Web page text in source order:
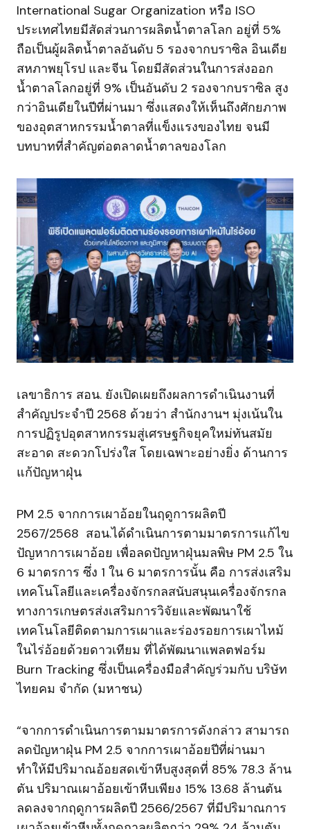
International Sugar Organization หรือ ISO
ประเทศไทยมีสัดส่วนการผลิตน้ำตาลโลก อยู่ที่ 5%
ถือเป็นผู้ผลิตน้ำตาลอันดับ 5 รองจากบราซิล อินเดีย
สหภาพยุโรป และจีน โดยมีสัดส่วนในการส่งออก
น้ำตาลโลกอยู่ที่ 9% เป็นอันดับ 2 รองจากบราซิล สูง
กว่าอินเดียในปีที่ผ่านมา ซึ่งแสดงให้เห็นถึงศักยภาพ
ของอุตสาหกรรมน้ำตาลที่แข็งแรงของไทย จนมี
บทบาทที่สำคัญต่อตลาดน้ำตาลของโลก
เลขาธิการ สอน. ยังเปิดเผยถึงผลการดำเนินงานที่
สำคัญประจำปี 2568 ด้วยว่า สำนักงานฯ มุ่งเน้นใน
การปฏิรูปอุตสาหกรรมสู่เศรษฐกิจยุคใหม่ทันสมัย
สะอาด สะดวกโปร่งใส โดยเฉพาะอย่างยิ่ง ด้านการ
แก้ปัญหาฝุ่น
PM 2.5 จากการเผาอ้อยในฤดูการผลิตปี
2567/2568 สอน.ได้ดำเนินการตามมาตรการแก้ไข
ปัญหาการเผาอ้อย เพื่อลดปัญหาฝุ่นมลพิษ PM 2.5 ใน
6 มาตรการ ซึ่ง 1 ใน 6 มาตรการนั้น คือ การส่งเสริม
เทคโนโลยีและเครื่องจักรกลสนับสนุนเครื่องจักรกล
ทางการเกษตรส่งเสริมการวิจัยและพัฒนาใช้
เทคโนโลยีติดตามการเผาและร่องรอยการเผาไหม้
ในไร่อ้อยด้วยดาวเทียม ที่ได้พัฒนาแพลตฟอร์ม
Burn Tracking ซึ่งเป็นเครื่องมือสำคัญร่วมกับ บริษัท
ไทยคม จำกัด (มหาชน)
“จากการดำเนินการตามมาตรการดังกล่าว สามารถ
ลดปัญหาฝุ่น PM 2.5 จากการเผาอ้อยปีที่ผ่านมา
ทำให้มีปริมาณอ้อยสดเข้าหีบสูงสุดที่ 85% 78.3 ล้าน
ตัน ปริมาณเผาอ้อยเข้าหีบเพียง 15% 13.68 ล้านตัน
ลดลงจากฤดูการผลิตปี 2566/2567 ที่มีปริมาณการ